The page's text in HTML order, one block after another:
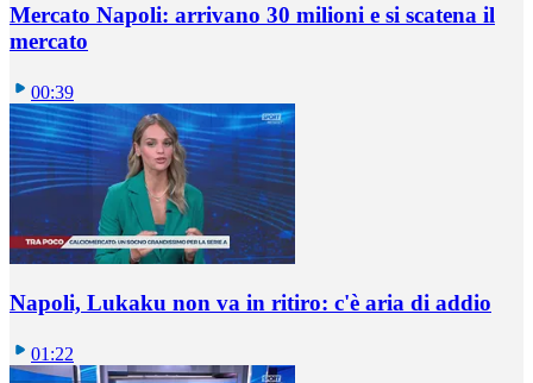
Mercato Napoli: arrivano 30 milioni e si scatena il
mercato
00:39
Napoli, Lukaku non va in ritiro: c'è aria di addio
01:22